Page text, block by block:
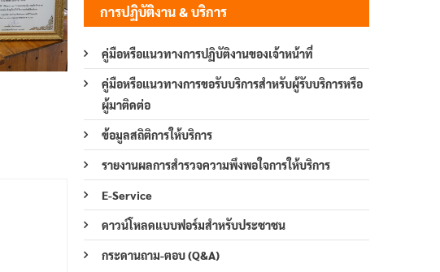
การปฏิบัติงาน & บริการ
คู่มือหรือแนวทางการปฏิบัติงานของเจ้าหน้าที่
คู่มือหรือแนวทางการขอรับบริการสำหรับผู้รับบริการหรือ
ผู้มาติดต่อ
ข้อมูลสถิติการให้บริการ
รายงานผลการสำรวจความพึงพอใจการให้บริการ
E-Service
ดาวน์โหลดแบบฟอร์มสำหรับประชาชน
กระดานถาม-ตอบ (Q&A)